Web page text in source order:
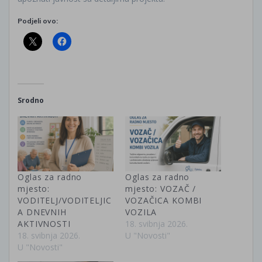
Podjeli ovo:
Srodno
Oglas za radno
mjesto:
VODITELJ/VODITELJIC
A DNEVNIH
AKTIVNOSTI
18. svibnja 2026.
U "Novosti"
Oglas za radno
mjesto: VOZAČ /
VOZAČICA KOMBI
VOZILA
18. svibnja 2026.
U "Novosti"